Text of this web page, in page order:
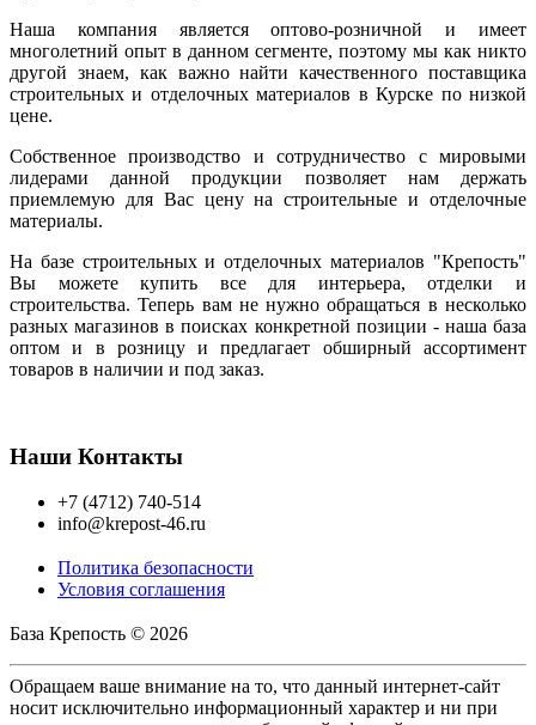
Наша компания является оптово-розничной и имеет
многолетний опыт в данном сегменте, поэтому мы как никто
другой знаем, как важно найти качественного поставщика
строительных и отделочных материалов в Курске по низкой
цене.
Собственное производство и сотрудничество с мировыми
лидерами данной продукции позволяет нам держать
приемлемую для Вас цену на строительные и отделочные
материалы.
На базе строительных и отделочных материалов "Крепость"
Вы можете купить все для интерьера, отделки и
строительства. Теперь вам не нужно обращаться в несколько
разных магазинов в поисках конкретной позиции - наша база
оптом и в розницу и предлагает обширный ассортимент
товаров в наличии и под заказ.
Наши Контакты
+7 (4712) 740-514
info@krepost-46.ru
Политика безопасности
Условия соглашения
База Крепость © 2026
Обращаем ваше внимание на то, что данный интернет-сайт
носит исключительно информационный характер и ни при